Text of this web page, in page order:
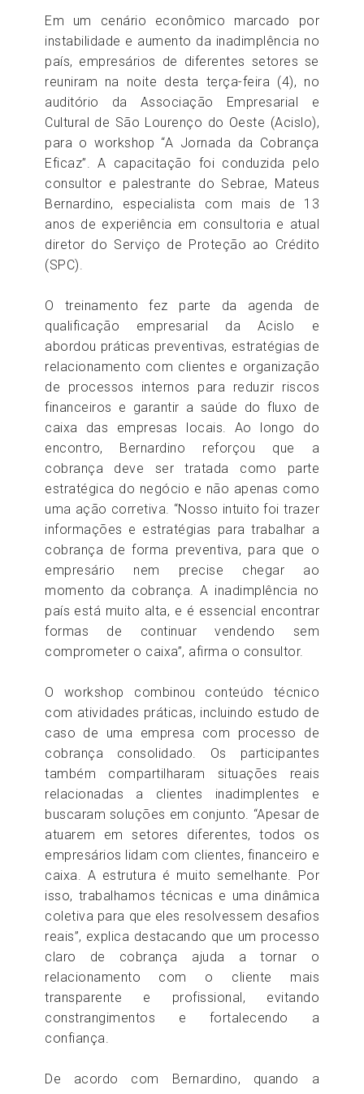
Em um cenário econômico marcado por
instabilidade e aumento da inadimplência no
país, empresários de diferentes setores se
reuniram na noite desta terça-feira (4), no
auditório da Associação Empresarial e
Cultural de São Lourenço do Oeste (Acislo),
para o workshop “A Jornada da Cobrança
Eficaz”. A capacitação foi conduzida pelo
consultor e palestrante do Sebrae, Mateus
Bernardino, especialista com mais de 13
anos de experiência em consultoria e atual
diretor do Serviço de Proteção ao Crédito
(SPC).
O treinamento fez parte da agenda de
qualificação empresarial da Acislo e
abordou práticas preventivas, estratégias de
relacionamento com clientes e organização
de processos internos para reduzir riscos
financeiros e garantir a saúde do fluxo de
caixa das empresas locais. Ao longo do
encontro, Bernardino reforçou que a
cobrança deve ser tratada como parte
estratégica do negócio e não apenas como
uma ação corretiva. “Nosso intuito foi trazer
informações e estratégias para trabalhar a
cobrança de forma preventiva, para que o
empresário nem precise chegar ao
momento da cobrança. A inadimplência no
país está muito alta, e é essencial encontrar
formas de continuar vendendo sem
comprometer o caixa”, afirma o consultor.
O workshop combinou conteúdo técnico
com atividades práticas, incluindo estudo de
caso de uma empresa com processo de
cobrança consolidado. Os participantes
também compartilharam situações reais
relacionadas a clientes inadimplentes e
buscaram soluções em conjunto. “Apesar de
atuarem em setores diferentes, todos os
empresários lidam com clientes, financeiro e
caixa. A estrutura é muito semelhante. Por
isso, trabalhamos técnicas e uma dinâmica
coletiva para que eles resolvessem desafios
reais”, explica destacando que um processo
claro de cobrança ajuda a tornar o
relacionamento com o cliente mais
transparente e profissional, evitando
constrangimentos e fortalecendo a
confiança.
De acordo com Bernardino, quando a